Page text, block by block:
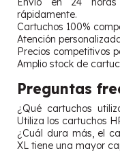
rápidamente.
Cartuchos 100%
Atención
Precios competitivos
Amplio stock de
Preguntas
¿Qué cartuchos
Utiliza los cartuchos
¿Cuál dura más, el
XL tiene una mayor